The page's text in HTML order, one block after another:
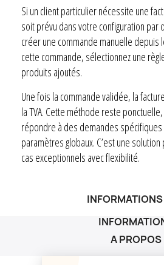
Si un client particulier nécessite une
soit prévu dans votre configuration par
créer une commande manuelle depuis
cette commande, sélectionnez une
produits ajoutés.
Une fois la commande validée, la
la TVA. Cette méthode reste
répondre à des demandes
paramètres globaux. C’est une
cas exceptionnels avec flexibilité.
INFORMATIONS
A PROPOS